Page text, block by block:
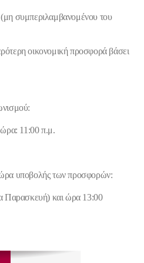
συμπεριλαμβανομένου του
οικονομική προσφορά βάσει
ώρα: 11:00 π.μ.
υποβολής των προσφορών:
Παρασκευή) και ώρα 13:00